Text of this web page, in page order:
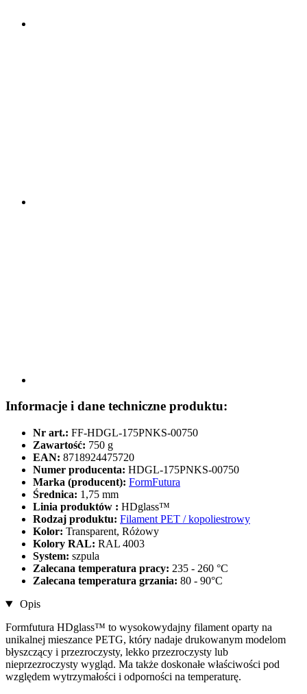
Informacje i dane techniczne produktu:
Nr art.: FF-HDGL-175PNKS-00750
Zawartość: 750 g
EAN: 8718924475720
Numer producenta: HDGL-175PNKS-00750
Marka (producent): FormFutura
Średnica: 1,75 mm
Linia produktów : HDglass™
Rodzaj produktu: Filament PET / kopoliestrowy
Kolor: Transparent, Różowy
Kolory RAL: RAL 4003
System: szpula
Zalecana temperatura pracy: 235 - 260 °C
Zalecana temperatura grzania: 80 - 90°C
Opis
Formfutura HDglass™ to wysokowydajny filament oparty na
unikalnej mieszance PETG, który nadaje drukowanym modelom
błyszczący i przezroczysty, lekko przezroczysty lub
nieprzezroczysty wygląd. Ma także doskonałe właściwości pod
względem wytrzymałości i odporności na temperaturę.